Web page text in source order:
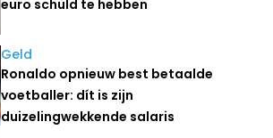
euro schuld te hebben
Geld
Ronaldo opnieuw best betaalde
voetballer: dít is zijn
duizelingwekkende salaris